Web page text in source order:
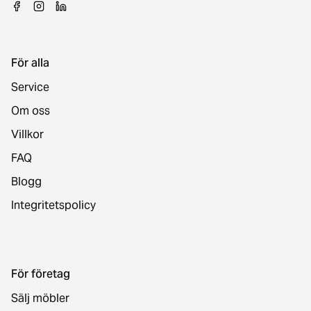
För alla
Service
Om oss
Villkor
FAQ
Blogg
Integritetspolicy
För företag
Sälj möbler